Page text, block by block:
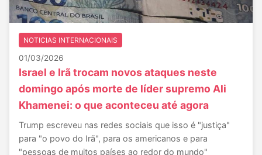
NOTICIAS INTERNACIONAIS
01/03/2026
Israel e Irã trocam novos ataques neste
domingo após morte de líder supremo Ali
Khamenei: o que aconteceu até agora
Trump escreveu nas redes sociais que isso é "justiça"
para "o povo do Irã", para os americanos e para
"pessoas de muitos países ao redor do mundo"